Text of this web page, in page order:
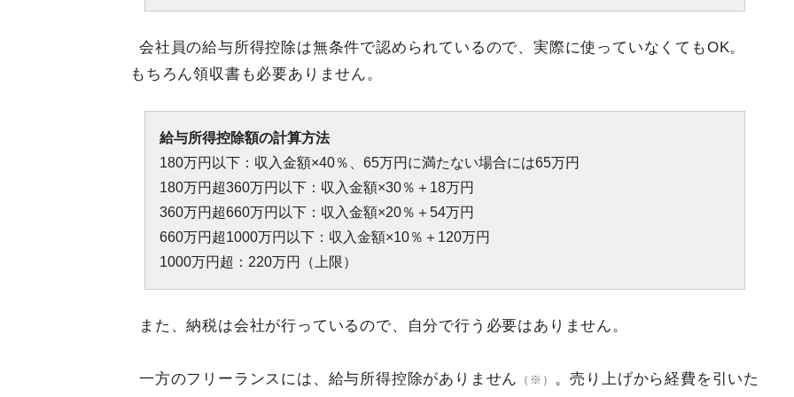
会社員の給与所得控除は無条件で認められているので、実際に使っていなくてもOK。
もちろん領収書も必要ありません。
給与所得控除額の計算方法
180万円以下：収入金額×40％、65万円に満たない場合には65万円
180万円超360万円以下：収入金額×30％＋18万円
360万円超660万円以下：収入金額×20％＋54万円
660万円超1000万円以下：収入金額×10％＋120万円
1000万円超：220万円（上限）
また、納税は会社が行っているので、自分で行う必要はありません。
一方のフリーランスには、給与所得控除がありません （※）
。売り上げから経費を引いた